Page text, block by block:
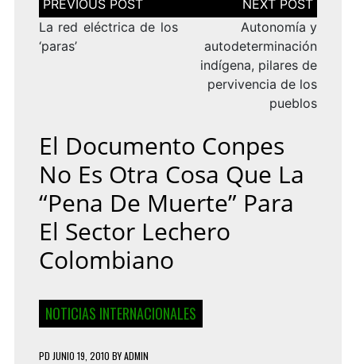
de
entradas
La red eléctrica de los
‘paras’
Autonomía y
autodeterminación
indígena, pilares de
pervivencia de los
pueblos
El Documento Conpes
No Es Otra Cosa Que La
“pena De Muerte” Para
El Sector Lechero
Colombiano
NOTICIAS INTERNACIONALES
PD JUNIO 19, 2010 BYADMIN